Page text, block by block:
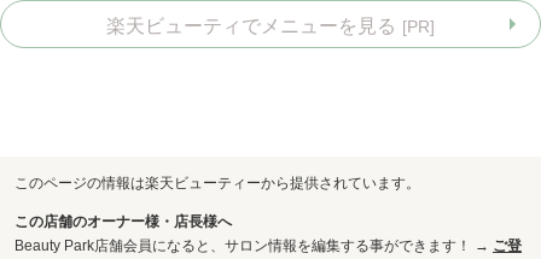
お問い合わせ
楽天ビューティでメニューを見る [PR]
このページの情報は楽天ビューティーから提供されています。
この店舗のオーナー様・店長様へ
Beauty Park店舗会員になると、サロン情報を編集する事ができます！ → ご登